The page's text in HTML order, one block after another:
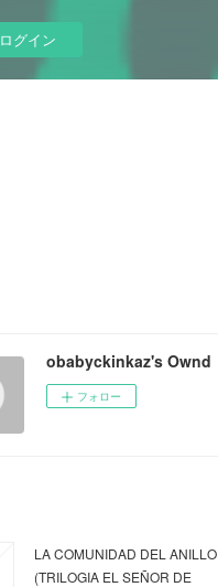
ログイン
obabyckinkaz's Ownd
フォロー
LA COMUNIDAD DEL ANILLO
(TRILOGIA EL SEÑOR DE